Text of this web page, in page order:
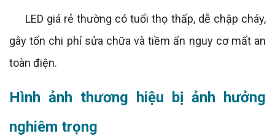
LED giá rẻ thường có tuổi thọ thấp, dễ chập cháy,
gây tốn chi phí sửa chữa và tiềm ẩn nguy cơ mất an
toàn điện.
Hình ảnh thương hiệu bị ảnh hưởng
nghiêm trọng